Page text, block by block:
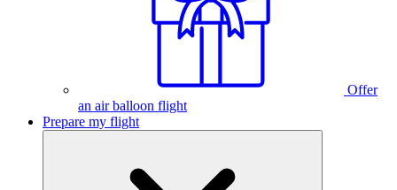
Offer
an air balloon flight
Prepare my flight